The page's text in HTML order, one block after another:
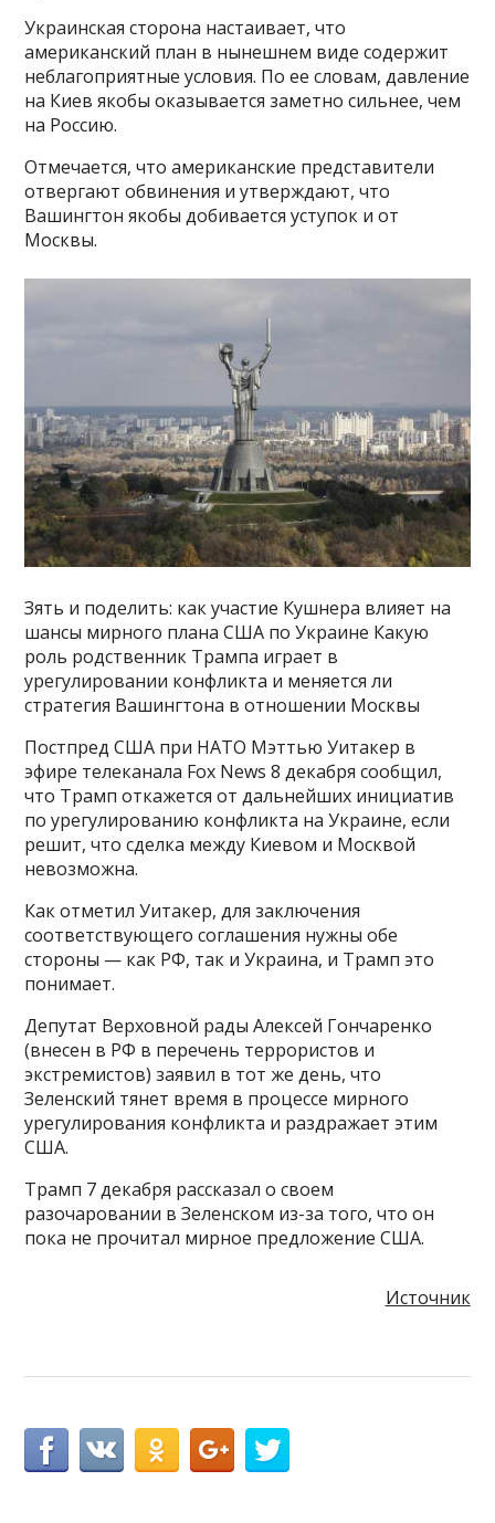
Украинская сторона настаивает, что
американский план в нынешнем виде содержит
неблагоприятные условия. По ее словам, давление
на Киев якобы оказывается заметно сильнее, чем
на Россию.
Отмечается, что американские представители
отвергают обвинения и утверждают, что
Вашингтон якобы добивается уступок и от
Москвы.
Зять и поделить: как участие Кушнера влияет на
шансы мирного плана США по Украине Какую
роль родственник Трампа играет в
урегулировании конфликта и меняется ли
стратегия Вашингтона в отношении Москвы
Постпред США при НАТО Мэттью Уитакер в
эфире телеканала Fox News 8 декабря сообщил,
что Трамп откажется от дальнейших инициатив
по урегулированию конфликта на Украине, если
решит, что сделка между Киевом и Москвой
невозможна.
Как отметил Уитакер, для заключения
соответствующего соглашения нужны обе
стороны — как РФ, так и Украина, и Трамп это
понимает.
Депутат Верховной рады Алексей Гончаренко
(внесен в РФ в перечень террористов и
экстремистов) заявил в тот же день, что
Зеленский тянет время в процессе мирного
урегулирования конфликта и раздражает этим
США.
Трамп 7 декабря рассказал о своем
разочаровании в Зеленском из-за того, что он
пока не прочитал мирное предложение США.
Источник